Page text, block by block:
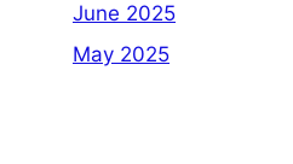
June 2025
May 2025